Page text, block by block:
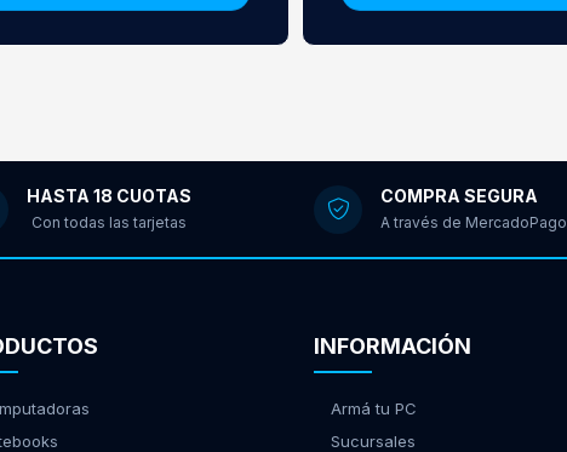
HASTA 18 CUOTAS
Con todas las tarjetas
COMPRA SEGURA
A través de MercadoPago
INFORMACIÓN
Armá tu PC
Sucursales